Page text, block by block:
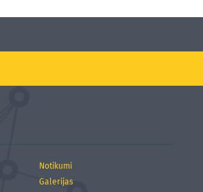
Notikumi
Galerijas